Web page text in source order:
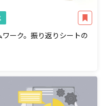
ーク。振り返りシートの